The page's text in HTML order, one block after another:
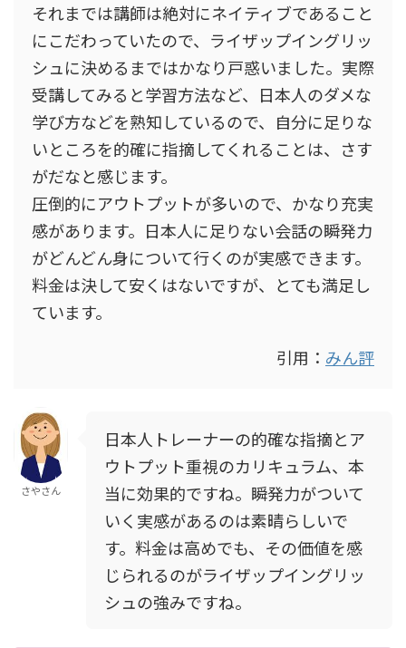
それまでは講師は絶対にネイティブであること
にこだわっていたので、ライザップイングリッ
シュに決めるまではかなり戸惑いました。実際
受講してみると学習方法など、日本人のダメな
学び方などを熟知しているので、自分に足りな
いところを的確に指摘してくれることは、さす
がだなと感じます。
圧倒的にアウトプットが多いので、かなり充実
感があります。日本人に足りない会話の瞬発力
がどんどん身について行くのが実感できます。
料金は決して安くはないですが、とても満足し
ています。
引用： みん評
さやさん
日本人トレーナーの的確な指摘とア
ウトプット重視のカリキュラム、本
当に効果的ですね。瞬発力がついて
いく実感があるのは素晴らしいで
す。料金は高めでも、その価値を感
じられるのがライザップイングリッ
シュの強みですね。